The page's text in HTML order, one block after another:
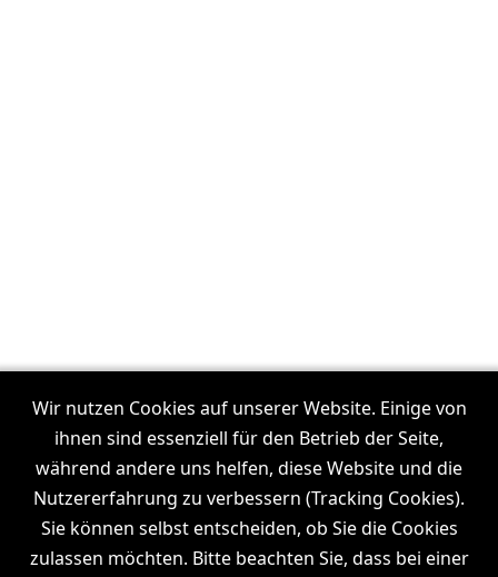
Unsere Filmproduktionen in:
Frankfurt
Dresden Leipzig I München I Stuttgart I Köln
Hamburg
Wir nutzen Cookies auf unserer Website. Einige von
ihnen sind essenziell für den Betrieb der Seite,
während andere uns helfen, diese Website und die
Nutzererfahrung zu verbessern (Tracking Cookies).
Sie können selbst entscheiden, ob Sie die Cookies
zulassen möchten. Bitte beachten Sie, dass bei einer